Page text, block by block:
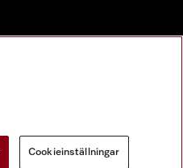
Cookieinställningar